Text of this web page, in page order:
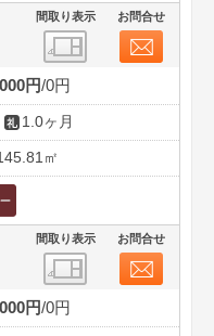
間取り表示 お問合せ
円 0円
1.0ヶ月
㎡
間取り表示 お問合せ
円 0円